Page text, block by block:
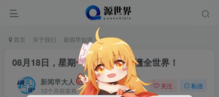
首页 关于我们 新闻早知道 正文
08月18日，星期一, 每天60秒读懂全世界！
新闻早大人
12个月前发布
关注 私信